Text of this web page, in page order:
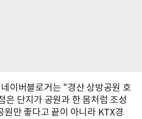
이버블로거는 "경산 상방공원 호
은 단지가 공원과 한 몸처럼 조성
만 좋다고 끝이 아니라 KTX경